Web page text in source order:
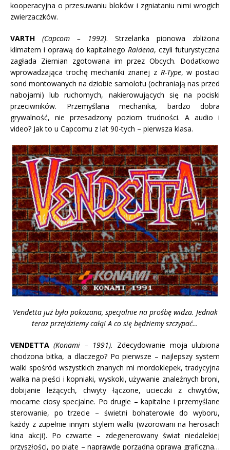
kooperacyjna o przesuwaniu bloków i zgniataniu nimi wrogich
zwierzaczków.
VARTH (Capcom – 1992). Strzelanka pionowa zbliżona
klimatem i oprawą do kapitalnego Raidena, czyli futurystyczna
zagłada Ziemian zgotowana im przez Obcych. Dodatkowo
wprowadzająca trochę mechaniki znanej z R-Type, w postaci
sond montowanych na dziobie samolotu (ochraniają nas przed
nabojami) lub ruchomych, nakierowujących się na pociski
przeciwników. Przemyślana mechanika, bardzo dobra
grywalność, nie przesadzony poziom trudności. A audio i
video? Jak to u Capcomu z lat 90-tych – pierwsza klasa.
Vendetta już była pokazana, specjalnie na prośbę widza. Jednak
teraz przejdziemy całą! A co się będziemy szczypać…
VENDETTA (Konami – 1991). Zdecydowanie moja ulubiona
chodzona bitka, a dlaczego? Po pierwsze – najlepszy system
walki spośród wszystkich znanych mi mordoklepek, tradycyjna
walka na pięści i kopniaki, wyskoki, używanie znaleźnych broni,
dobijanie leżących, chwyty łączone, ucieczki z chwytów,
mocarne ciosy specjalne. Po drugie – kapitalne i przemyślane
sterowanie, po trzecie – świetni bohaterowie do wyboru,
każdy z zupełnie innym stylem walki (wzorowani na herosach
kina akcji). Po czwarte – zdegenerowany świat niedalekiej
przyszłości, po piąte – naprawdę porządna oprawa graficzna…